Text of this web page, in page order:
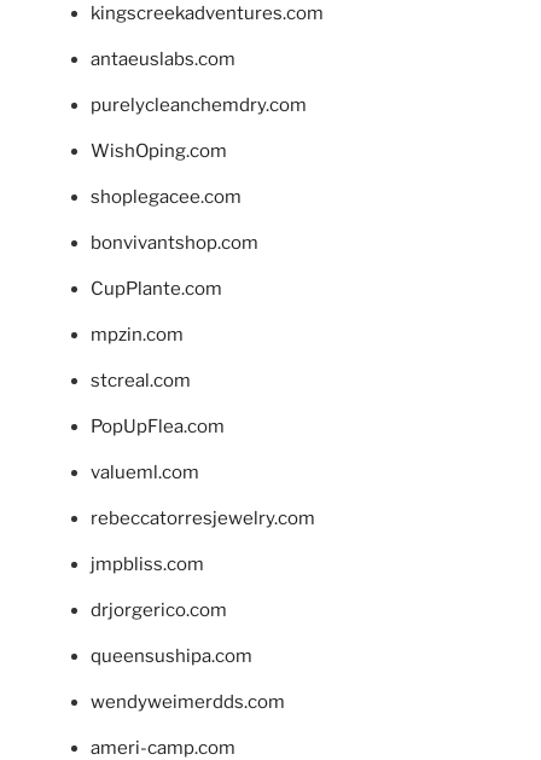
kingscreekadventures.com
antaeuslabs.com
purelycleanchemdry.com
WishOping.com
shoplegacee.com
bonvivantshop.com
CupPlante.com
mpzin.com
stcreal.com
PopUpFlea.com
valueml.com
rebeccatorresjewelry.com
jmpbliss.com
drjorgerico.com
queensushipa.com
wendyweimerdds.com
ameri-camp.com